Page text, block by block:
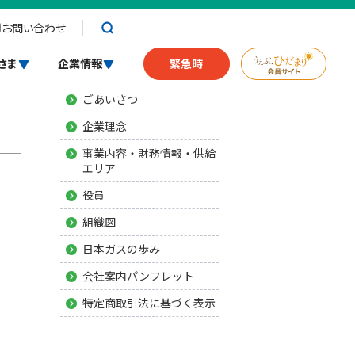
お問い合わせ
ま 企業情報 緊急時
会社概要
ごあいさつ
企業理念
事業内容・財務情報・供給
エリア
役員
組織図
日本ガスの歩み
会社案内パンフレット
特定商取引法に基づく表示